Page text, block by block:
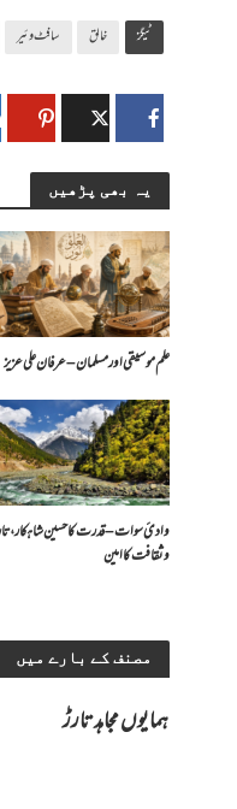
ٹیگز خالق سافٹ وئیر
یہ بھی پڑھیں
علم موسیقی اور مسلمان – عرفان علی عزیز
وادیٔ سوات – قدرت کا حسین شاہکار،
و ثقافت کا امین
مصنف کے بارے میں
ہمایوں مجاہد تارڑ